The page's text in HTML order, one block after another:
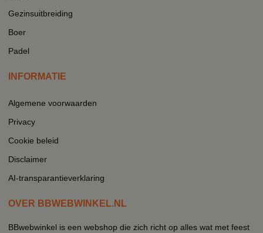
Gezinsuitbreiding
Boer
Padel
INFORMATIE
Algemene voorwaarden
Privacy
Cookie beleid
Disclaimer
AI-transparantieverklaring
OVER BBWEBWINKEL.NL
BBwebwinkel is een webshop die zich richt op alles wat met feest